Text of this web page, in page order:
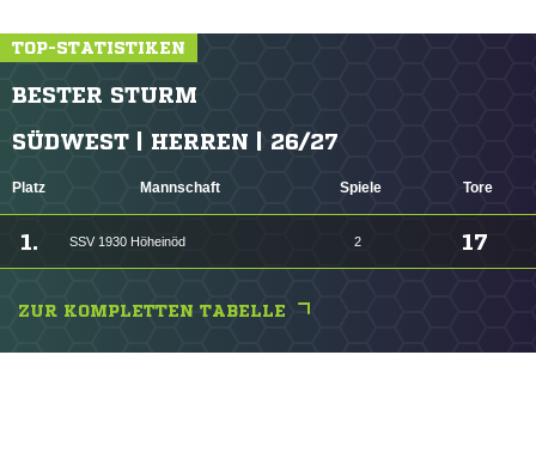
TOP-STATISTIKEN
BESTER STURM
SÜDWEST | HERREN | 26/27
Platz Mannschaft Spiele Tore
1. SSV 1930 Höheinöd 2 17
ZUR KOMPLETTEN TABELLE